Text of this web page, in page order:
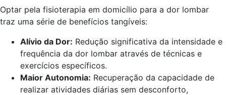
Optar pela fisioterapia em domicílio para a dor lombar
traz uma série de benefícios tangíveis:
Alívio da Dor: Redução significativa da intensidade e
frequência da dor lombar através de técnicas e
exercícios específicos.
Maior Autonomia: Recuperação da capacidade de
realizar atividades diárias sem desconforto,